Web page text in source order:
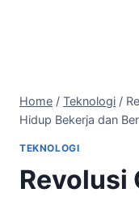
Home / Teknologi /
Hidup Bekerja dan
TEKNOLOGI
Revolusi